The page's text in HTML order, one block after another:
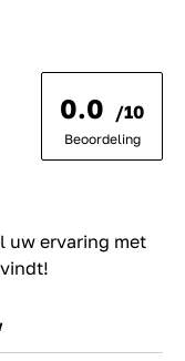
0.0 /10
Beoordeling
uw ervaring met